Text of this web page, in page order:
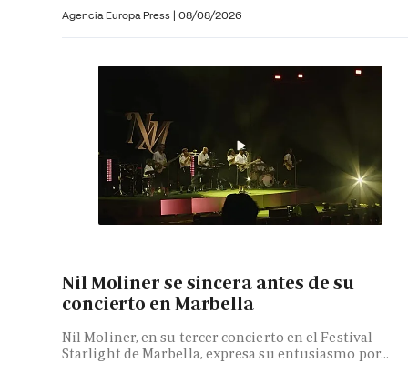
Agencia Europa Press | 08/08/2026
Nil Moliner se sincera antes de su
concierto en Marbella
Nil Moliner, en su tercer concierto en el Festival
Starlight de Marbella, expresa su entusiasmo por...